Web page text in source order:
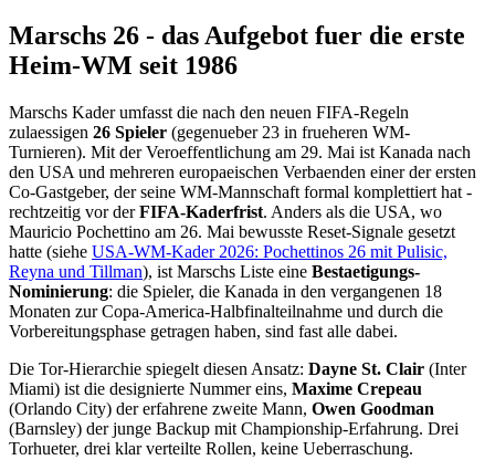
Marschs 26 - das Aufgebot fuer die erste
Heim-WM seit 1986
Marschs Kader umfasst die nach den neuen FIFA-Regeln
zulaessigen 26 Spieler (gegenueber 23 in frueheren WM-
Turnieren). Mit der Veroeffentlichung am 29. Mai ist Kanada nach
den USA und mehreren europaeischen Verbaenden einer der ersten
Co-Gastgeber, der seine WM-Mannschaft formal komplettiert hat -
rechtzeitig vor derFIFA-Kaderfrist. Anders als die USA, wo
Mauricio Pochettino am 26. Mai bewusste Reset-Signale gesetzt
hatte (siehe USA-WM-Kader 2026: Pochettinos 26 mit Pulisic,
Reyna und Tillman), ist Marschs Liste eine Bestaetigungs-
Nominierung: die Spieler, die Kanada in den vergangenen 18
Monaten zur Copa-America-Halbfinalteilnahme und durch die
Vorbereitungsphase getragen haben, sind fast alle dabei.
Die Tor-Hierarchie spiegelt diesen Ansatz: Dayne St. Clair (Inter
Miami) ist die designierte Nummer eins, Maxime Crepeau
(Orlando City) der erfahrene zweite Mann, Owen Goodman
(Barnsley) der junge Backup mit Championship-Erfahrung. Drei
Torhueter, drei klar verteilte Rollen, keine Ueberraschung.